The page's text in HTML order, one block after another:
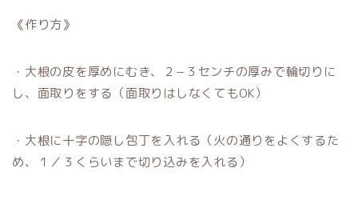
《作り方》
・大根の皮を厚めにむき、２−３センチの厚みで輪切りに
し、面取りをする（面取りはしなくてもOK）
・大根に十字の隠し包丁を入れる（火の通りをよくするた
め、１／３くらいまで切り込みを入れる）